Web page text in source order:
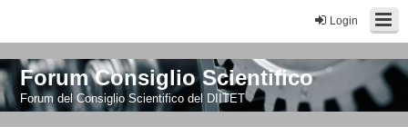
Login
Forum Consiglio Scientifico
Forum del Consiglio Scientifico del DIITET